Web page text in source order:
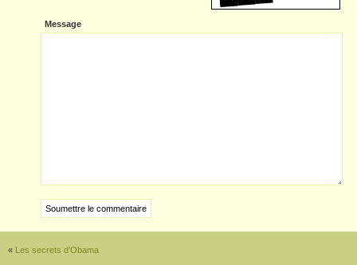
Message
« Les secrets d’Obama